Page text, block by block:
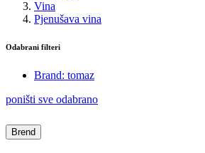
Vina
Pjenušava vina
Odabrani filteri
Brand: tomaz
poništi sve odabrano
Brend